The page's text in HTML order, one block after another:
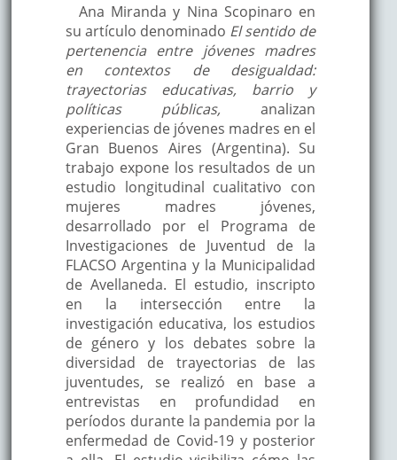
Ana Miranda y Nina Scopinaro en
su artículo denominado El sentido de
pertenencia entre jóvenes madres
en contextos de desigualdad:
trayectorias educativas, barrio y
políticas públicas,analizan
experiencias de jóvenes madres en el
Gran Buenos Aires (Argentina). Su
trabajo expone los resultados de un
estudio longitudinal cualitativo con
mujeres madres jóvenes,
desarrollado por el Programa de
Investigaciones de Juventud de la
FLACSO Argentina y la Municipalidad
de Avellaneda. El estudio, inscripto
en la intersección entre la
investigación educativa, los estudios
de género y los debates sobre la
diversidad de trayectorias de las
juventudes, se realizó en base a
entrevistas en profundidad en
períodos durante la pandemia por la
enfermedad de Covid-19 y posterior